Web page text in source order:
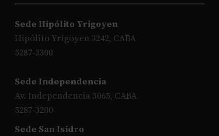
Sede Hipólito Yrigoyen
Hipólito Yrigoyen 3242, CABA
5287-3300
Sede Independencia
Av. Independencia 3065, CABA
5287-3200
Sede San Isidro